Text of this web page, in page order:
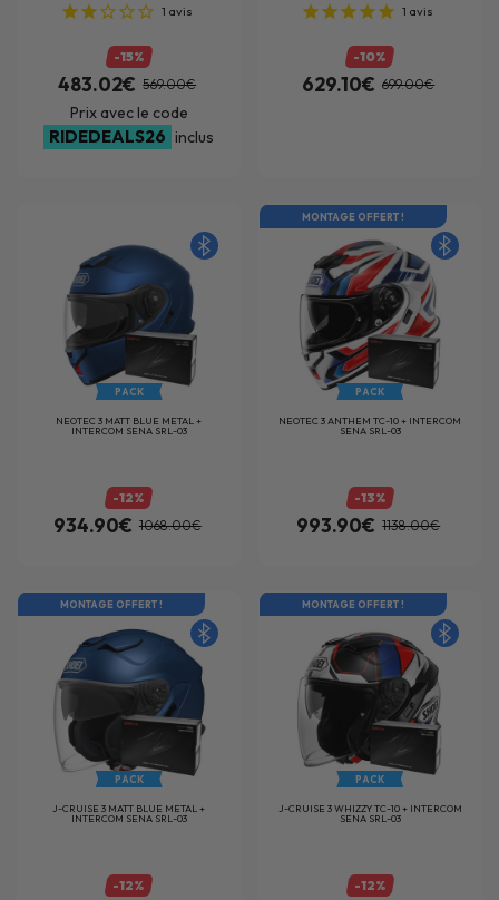
1 avis
-15%
483.02€ 569.00€
Prix avec le code
RIDEDEALS26 inclus
1 avis
-10%
629.10€ 699.00€
PACK
NEOTEC 3 MATT BLUE METAL +
INTERCOM SENA SRL-03
-12%
934.90€ 1068.00€
MONTAGE OFFERT !
PACK
NEOTEC 3 ANTHEM TC-10 + INTERCOM
SENA SRL-03
-13%
993.90€ 1138.00€
MONTAGE OFFERT !
PACK
J-CRUISE 3 MATT BLUE METAL +
INTERCOM SENA SRL-03
-12%
MONTAGE OFFERT !
PACK
J-CRUISE 3 WHIZZY TC-10 + INTERCOM
SENA SRL-03
-12%